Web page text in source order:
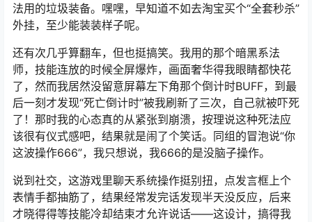
法用的垃圾装备。嘿嘿，早知道不如去淘宝买个“全套秒杀”
外挂，至少能装装样子呢。
还有次几乎算翻车，但也挺搞笑。我用的那个暗黑系法
师，技能连放的时候全屏爆炸，画面奢华得我眼睛都快花
了，然而我居然没留意屏幕左下角那个倒计时BUFF，到最
后一刻才发现“死亡倒计时”被我刷新了三次，自己就被吓死
了！那时我的心态真的从紧张到崩溃，按理说这种死法应
该很有仪式感吧，结果就是闹了个笑话。同组的冒泡说“你
这波操作666”，我只想说，我666的是没脑子操作。
说到社交，这游戏里聊天系统操作挺别扭，点发言框上个
表情手都抽筋了，结果经常发完话发现半天没反应，后来
才晓得得等技能冷却结束才允许说话——这设计，搞得我